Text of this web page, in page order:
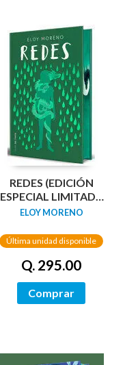
REDES (EDICIÓN
ESPECIAL LIMITADA
GUARDAS DRAGÓN)
ELOY MORENO
Última unidad disponible
Q. 295.00
Comprar